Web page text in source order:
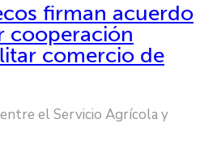
firman acuerdo
cooperación
comercio de
el Servicio Agrícola y